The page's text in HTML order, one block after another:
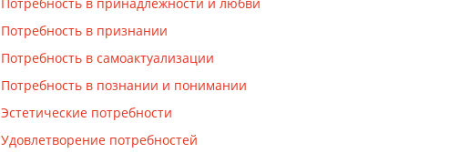
Потребность в признании
Потребность в самоактуализации
Потребность в познании и понимании
Эстетические потребности
Удовлетворение потребностей